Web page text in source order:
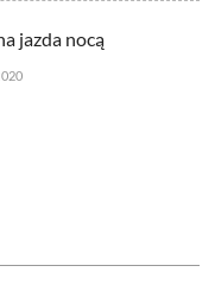
jazda nocą